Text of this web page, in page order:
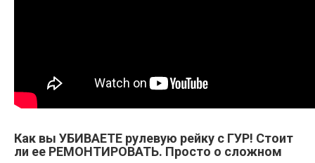
Как вы УБИВАЕТЕ рулевую рейку с ГУР! Стоит
ли ее РЕМОНТИРОВАТЬ. Просто о сложном